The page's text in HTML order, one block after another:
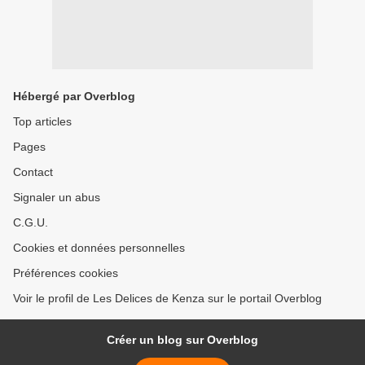
Hébergé par Overblog
Top articles
Pages
Contact
Signaler un abus
C.G.U.
Cookies et données personnelles
Préférences cookies
Voir le profil de Les Delices de Kenza sur le portail Overblog
Créer un blog sur Overblog